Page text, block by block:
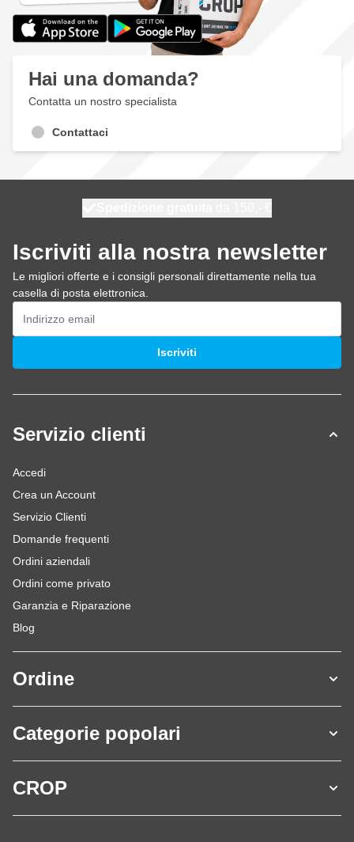
Hai una domanda?
Contatta un nostro specialista
Contattaci
Iscriviti alla nostra newsletter
Le migliori offerte e i consigli personali direttamente nella tua
casella di posta elettronica.
Indirizzo email
Iscriviti
Servizio clienti
Accedi
Crea un Account
Servizio Clienti
Domande frequenti
Ordini aziendali
Ordini come privato
Garanzia e Riparazione
Blog
Ordine
Categorie popolari
CROP